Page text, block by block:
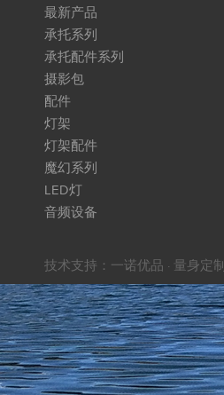
最新产品
承托系列
承托配件系列
摄影包
配件
灯架
灯架配件
魔幻系列
LED灯
音频设备
技术支持： 一诺优品 · 量身定制